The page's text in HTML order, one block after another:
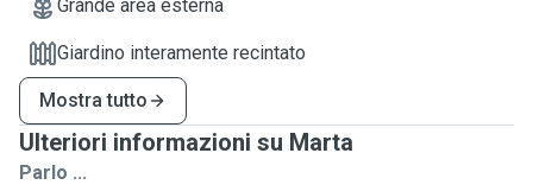
Grande area esterna
Giardino interamente recintato
Mostra tutto
Ulteriori informazioni su Marta
Parlo ...